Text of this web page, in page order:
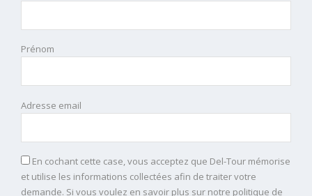
Prénom
Adresse email
En cochant cette case, vous acceptez que Del-Tour mémorise
et utilise les informations collectées afin de traiter votre
demande. Si vous voulez en savoir plus sur notre politique de